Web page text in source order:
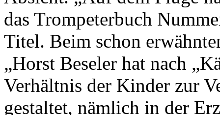
das Trompeterbuch
Titel. Beim schon
„Horst Beseler hat nach
Verhältnis der Kinder zur
gestaltet, nämlich in der